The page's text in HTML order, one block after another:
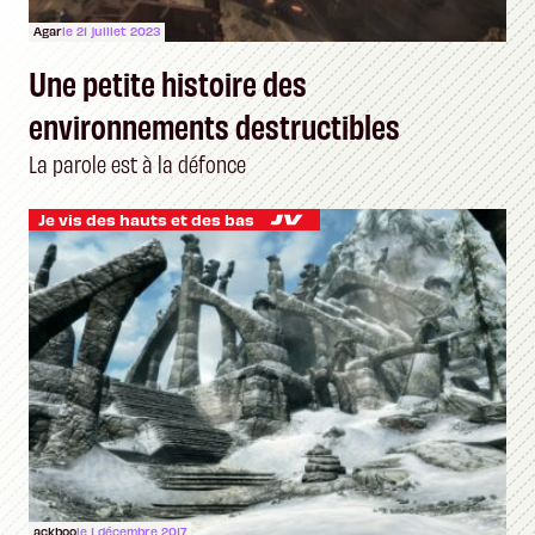
Agarle 21 juillet 2023
Une petite histoire des
environnements destructibles
La parole est à la défonce
Je vis des hauts et des bas
ackboole 1 décembre 2017